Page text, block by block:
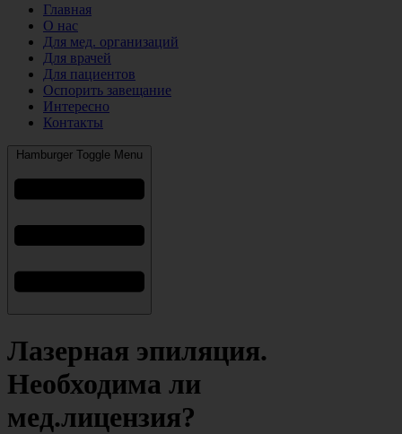
Главная
О нас
Для мед. организаций
Для врачей
Для пациентов
Оспорить завещание
Интересно
Контакты
Hamburger Toggle Menu
Лазерная эпиляция.
Необходима ли
мед.лицензия?